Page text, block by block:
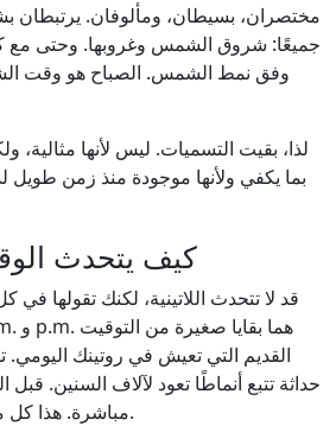
جميعًا: شروق الشمس وغروبها. وحتى مع كل
وفق نمط الشمس. الصباح هو وقت
لذا، بقيت التسميات. ليس لأنها مثالية،
بما يكفي ولأنها موجودة منذ زمن طويل
كيف يتحدث
قد لا تتحدث اللاتينية، لكنك تقولها في
القديم التي تعيش في روتينك اليومي.
حداثة تتبع أنماطًا تعود لآلاف السنين.
مباشرة. هذا كل ما نحتاج إلى معرفته حقًا.